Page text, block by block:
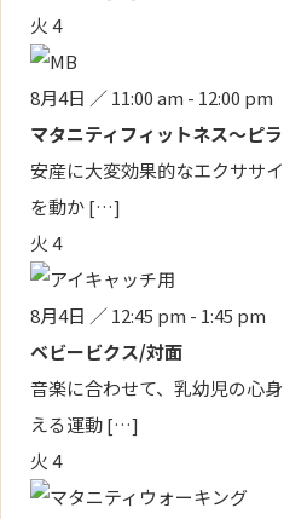
火4
8月4日 ／ 11:00 am - 12:00 pm
マタニティフィットネス～ピ
安産に大変効果的なエクササ
を動か […]
火4
8月4日 ／ 12:45 pm - 1:45 pm
ベビービクス/対面
音楽に合わせて、乳幼児の心
える運動 […]
火4